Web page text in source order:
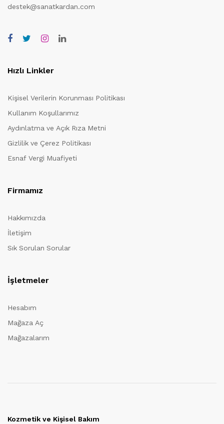
destek@sanatkardan.com
Hızlı Linkler
Kişisel Verilerin Korunması Politikası
Kullanım Koşullarımız
Aydınlatma ve Açık Rıza Metni
Gizlilik ve Çerez Politikası
Esnaf Vergi Muafiyeti
Firmamız
Hakkımızda
İletişim
Sık Sorulan Sorular
İşletmeler
Hesabım
Mağaza Aç
Mağazalarım
Kozmetik ve Kişisel Bakım